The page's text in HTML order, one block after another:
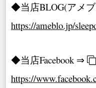
◆当店BLOG(アメ
https://ameblo.jp/
◆当店Facebook ⇒
https://